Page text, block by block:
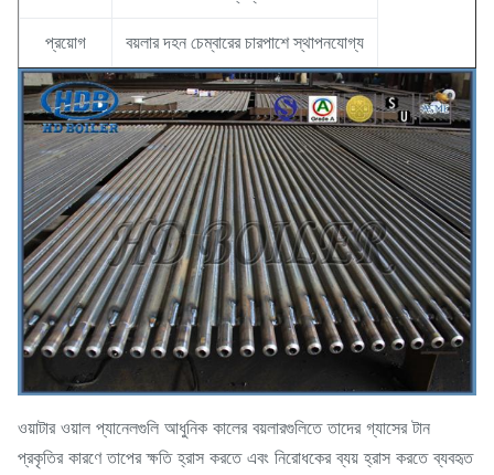
প্রয়োগ বয়লার দহন চেম্বারের চারপাশে স্থাপনযোগ্য
ওয়াটার ওয়াল প্যানেলগুলি আধুনিক কালের বয়লারগুলিতে তাদের গ্যাসের টান
প্রকৃতির কারণে তাপের ক্ষতি হ্রাস করতে এবং নিরোধকের ব্যয় হ্রাস করতে ব্যবহৃত